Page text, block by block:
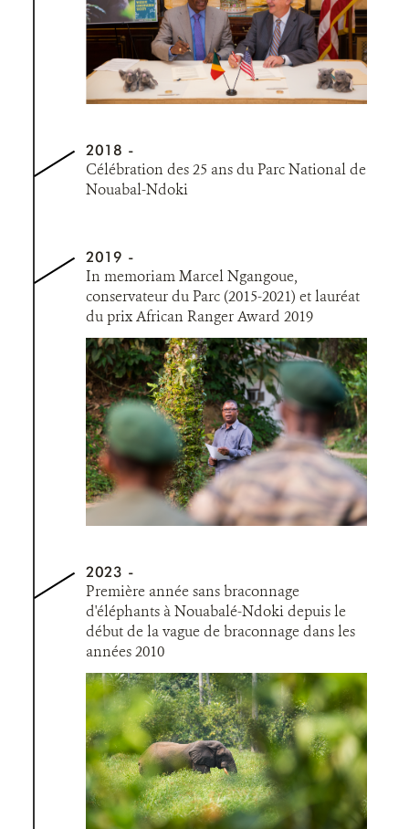
2018
Célébration des 25 ans du Parc National de
Nouabal-Ndoki
2019
In memoriam Marcel Ngangoue,
conservateur du Parc (2015-2021) et lauréat
du prix African Ranger Award 2019
2023
Première année sans braconnage
d'éléphants à Nouabalé-Ndoki depuis le
début de la vague de braconnage dans les
années 2010